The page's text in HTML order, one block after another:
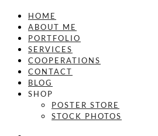
HOME
ABOUT ME
PORTFOLIO
SERVICES
COOPERATIONS
CONTACT
BLOG
SHOP
POSTER STORE
STOCK PHOTOS